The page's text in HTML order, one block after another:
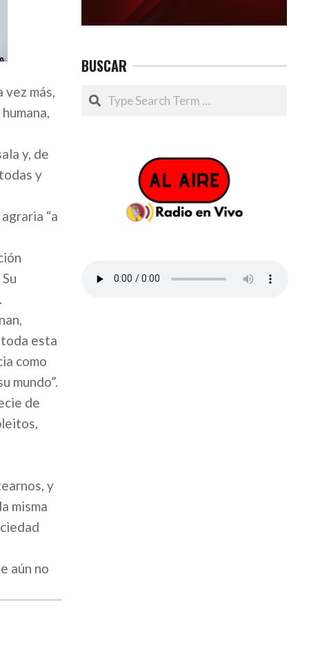
más,
y, de
y
“a
esta
como
mundo”.
de
y
misma
aún no
BUSCAR
Search